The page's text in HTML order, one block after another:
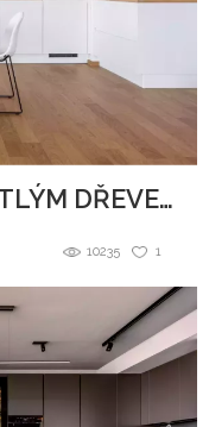
BÍLÁ KUCHYNĚ SE SVĚTLÝM DŘEVEM
1
10235